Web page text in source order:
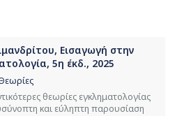
Εισαγωγή στην
5η έκδ., 2025
θεωρίες εγκληματολογίας
και εύληπτη παρουσίαση